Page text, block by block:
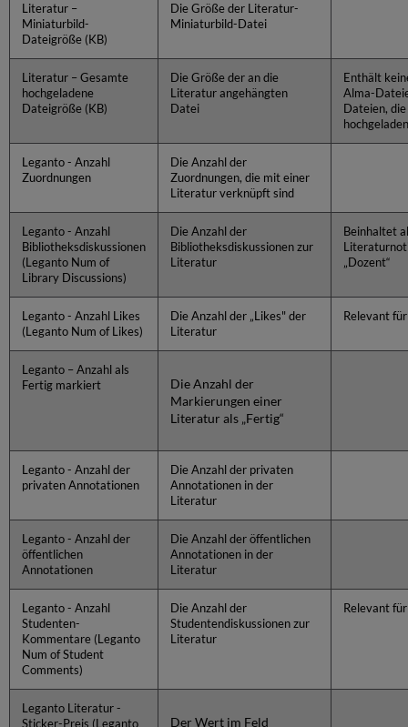
Literatur –
Miniaturbild-
Dateigröße (KB)
Die Größe der Literatur-
Miniaturbild-Datei
Literatur – Gesamte
hochgeladene
Dateigröße (KB)
Die Größe der an die
Literatur angehängten
Datei
Enthält
Alma-
Dateien,
Leganto - Anzahl
Zuordnungen
Die Anzahl der
Zuordnungen, die mit einer
Literatur verknüpft sind
Leganto - Anzahl
Bibliotheksdiskussionen
(Leganto Num of
Library Discussions)
Die Anzahl der
Bibliotheksdiskussionen zur
Literatur
Beinhaltet
„Dozent“
Leganto - Anzahl Likes
(Leganto Num of Likes)
Die Anzahl der „Likes" der
Literatur
Relevant
Leganto – Anzahl als
Fertig markiert
Die Anzahl der
Markierungen einer
Literatur als „Fertig“
Leganto - Anzahl der
privaten Annotationen
Die Anzahl der privaten
Annotationen in der
Literatur
Leganto - Anzahl der
öffentlichen
Annotationen
Die Anzahl der öffentlichen
Annotationen in der
Literatur
Leganto - Anzahl
Studenten-
Kommentare (Leganto
Num of Student
Comments)
Die Anzahl der
Studentendiskussionen zur
Literatur
Relevant
Leganto Literatur -
Sticker-Preis (Leganto
Der Wert im Feld